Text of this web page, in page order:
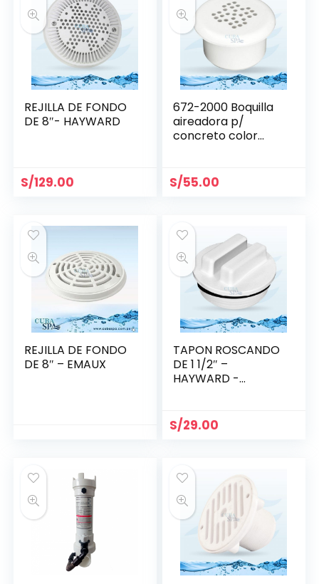
REJILLA DE FONDO
DE 8″- HAYWARD
S/129.00
672-2000 Boquilla
aireadora p/
concreto color
S/55.00
REJILLA DE FONDO
DE 8″ – EMAUX
TAPON ROSCANDO
DE 1 1/2″ –
HAYWARD -
S/29.00